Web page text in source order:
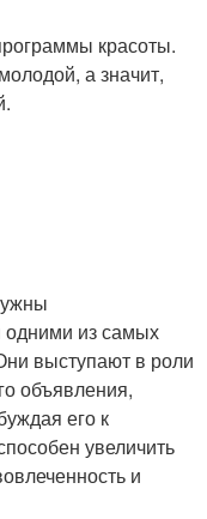
красоты.
а значит,
одними из самых
выступают в роли
объявления,
его к
увеличить
и